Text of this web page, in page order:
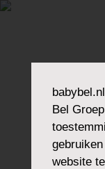
babybel.nl
Bel
website